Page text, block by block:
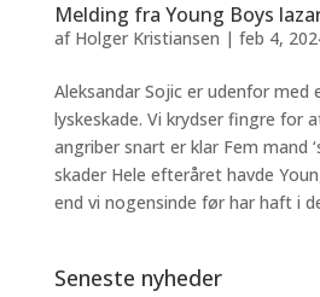
Melding fra Young Boys
af Holger Kristiansen | feb 4,
Aleksandar Sojic er udenfor med
lyskeskade. Vi krydser fingre for
angriber snart er klar Fem mand
skader Hele efteråret havde
end vi nogensinde før har haft i
Seneste nyheder